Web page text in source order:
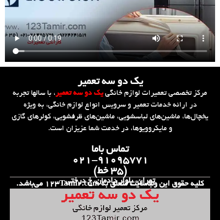
یک دو سه تعمیر
مرکز تخصصی تعمیرات لوازم خانگییک دو سه تعمیر ، با سالها تجربه
در ارائه خدمات تعمیر و سرویس انواع لوازم خانگی، به ویژه
یخچال‌ها، ماشین‌های لباسشویی، ماشین‌های ظرفشویی، کولرهای گازی
و مایکروویوها، در خدمت شما عزیزان است.
تماس باما
۰۲۱-۹۱۰۹۵۷۷۱
(۳۵ خط)
تهران، بلوار دادمان، خ درختی
کلیه حقوق این وب‌سایت متعلق به 123Tamir.com می‌باشد.